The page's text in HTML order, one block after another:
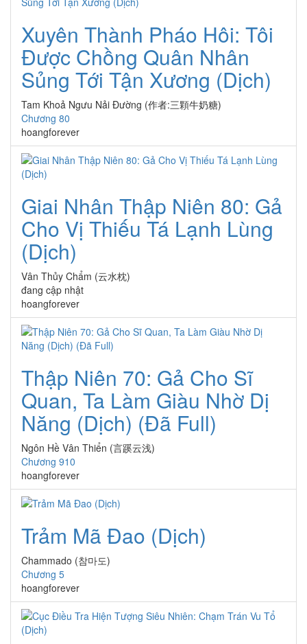
Xuyên Thành Pháo Hôi: Tôi
Được Chồng Quân Nhân
Sủng Tới Tận Xương (Dịch)
Tam Khoả Ngưu Nải Đường (作者:三顆牛奶糖)
Chương 80
hoangforever
Giai Nhân Thập Niên 80: Gả
Cho Vị Thiếu Tá Lạnh Lùng
(Dịch)
Vân Thủy Chẩm (云水枕)
đang cập nhật
hoangforever
Thập Niên 70: Gả Cho Sĩ
Quan, Ta Làm Giàu Nhờ Dị
Năng (Dịch) (Đã Full)
Ngôn Hề Vân Thiển (言蹊云浅)
Chương 910
hoangforever
Trảm Mã Đao (Dịch)
Chammado (참마도)
Chương 5
hoangforever